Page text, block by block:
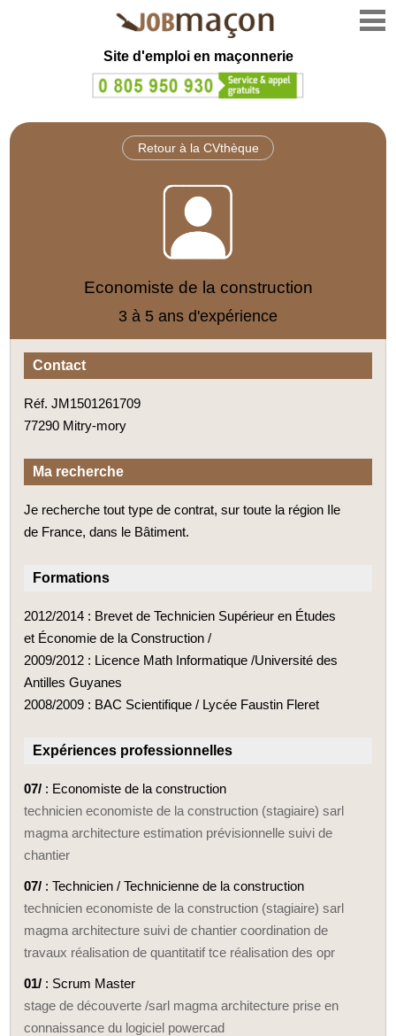
Site d'emploi en maçonnerie
Retour à la CVthèque
Economiste de la construction
3 à 5 ans d'expérience
Contact
Réf. JM1501261709
77290 Mitry-mory
Ma recherche
Je recherche tout type de contrat, sur toute la région Ile
de France, dans le Bâtiment.
Formations
2012/2014 : Brevet de Technicien Supérieur en Études
et Économie de la Construction /
2009/2012 : Licence Math Informatique /Université des
Antilles Guyanes
2008/2009 : BAC Scientifique / Lycée Faustin Fleret
Expériences professionnelles
07/ : Economiste de la construction
technicien economiste de la construction (stagiaire) sarl
magma architecture estimation prévisionnelle suivi de
chantier
07/ : Technicien / Technicienne de la construction
technicien economiste de la construction (stagiaire) sarl
magma architecture suivi de chantier coordination de
travaux réalisation de quantitatif tce réalisation des opr
01/ : Scrum Master
stage de découverte /sarl magma architecture prise en
connaissance du logiciel powercad